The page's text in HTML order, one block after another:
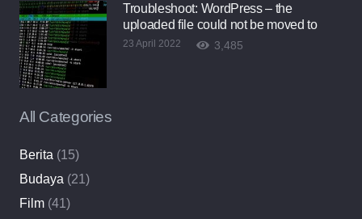
Troubleshoot: WordPress – the
uploaded file could not be moved to
23 April 2022 3,485
All Categories
Berita (15)
Budaya (21)
Film (41)